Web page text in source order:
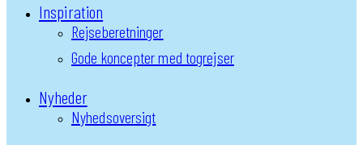
Inspiration
Rejseberetninger
Gode koncepter med togrejser
Nyheder
Nyhedsoversigt